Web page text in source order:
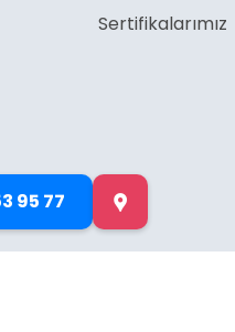
95 77
Sertifikalarımız